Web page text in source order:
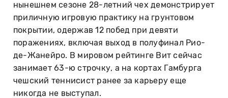
нынешнем сезоне 28-летний чех демонстрирует
приличную игровую практику на грунтовом
покрытии, одержав 12 побед при девяти
поражениях, включая выход в полуфинал Рио-
де-Жанейро. В мировом рейтинге Вит сейчас
занимает 63-ю строчку, а на кортах Гамбурга
чешский теннисист ранее за карьеру еще
никогда не выступал.